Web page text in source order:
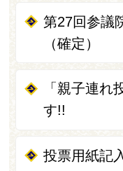
第27回参議
（確定）
「親子連れ
す!!
投票用紙記